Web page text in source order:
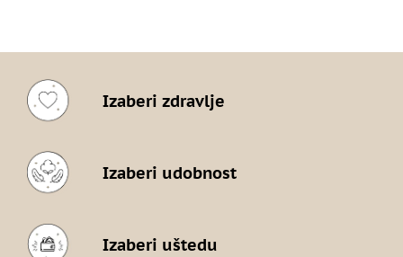
Izaberi zdravlje
Izaberi udobnost
Izaberi uštedu